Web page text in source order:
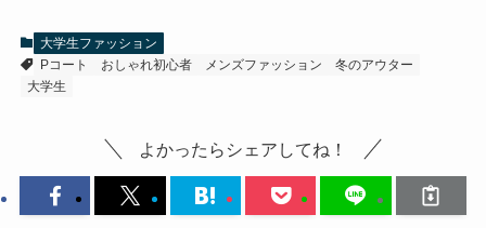
大学生ファッション
Pコート
おしゃれ初心者 メンズファッション
冬のアウター
大学生
よかったらシェアしてね！